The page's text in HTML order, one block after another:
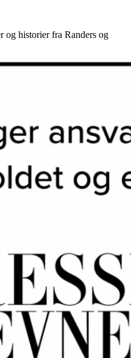
og historier fra Randers og